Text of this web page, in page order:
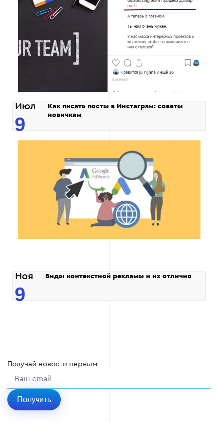
Июл
9
Как писать посты в Инстаграм: советы
новичкам
Ноя
9
Виды контекстной рекламы и их отличия
Получай новости первым
Получить